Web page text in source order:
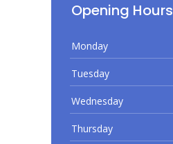
Opening Hours
Monday
Tuesday
Wednesday
Thursday